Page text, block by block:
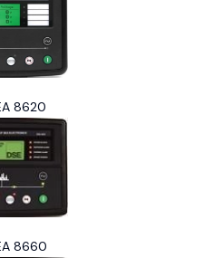
8620
8660